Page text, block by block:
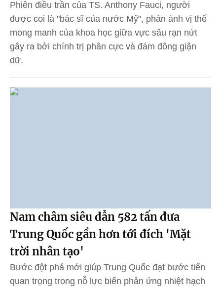
Phiên điều trần của TS. Anthony Fauci, người
được coi là "bác sĩ của nước Mỹ", phản ánh vị thế
mong manh của khoa học giữa vực sâu rạn nứt
gây ra bởi chính trị phân cực và đám đông giận
dữ.
Nam châm siêu dẫn 582 tấn đưa
Trung Quốc gần hơn tới đích 'Mặt
trời nhân tạo'
Bước đột phá mới giúp Trung Quốc đạt bước tiến
quan trọng trong nỗ lực biến phản ứng nhiệt hạch